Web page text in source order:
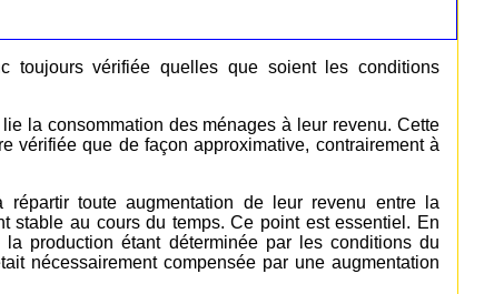
toujours vérifiée quelles que soient les conditions
la consommation des ménages à leur revenu. Cette
vérifiée que de façon approximative, contrairement à
toute augmentation de leur revenu entre la
stable au cours du temps. Ce point est essentiel. En
production étant déterminée par les conditions du
nécessairement compensée par une augmentation